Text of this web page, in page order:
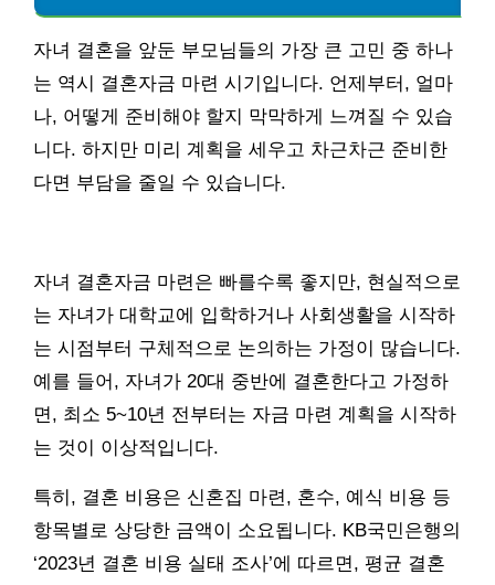
자녀 결혼을 앞둔 부모님들의 가장 큰 고민 중 하나
는 역시 결혼자금 마련 시기입니다. 언제부터, 얼마
나, 어떻게 준비해야 할지 막막하게 느껴질 수 있습
니다. 하지만 미리 계획을 세우고 차근차근 준비한
다면 부담을 줄일 수 있습니다.
자녀 결혼자금 마련은 빠를수록 좋지만, 현실적으로
는 자녀가 대학교에 입학하거나 사회생활을 시작하
는 시점부터 구체적으로 논의하는 가정이 많습니다.
예를 들어, 자녀가 20대 중반에 결혼한다고 가정하
면, 최소 5~10년 전부터는 자금 마련 계획을 시작하
는 것이 이상적입니다.
특히, 결혼 비용은 신혼집 마련, 혼수, 예식 비용 등
항목별로 상당한 금액이 소요됩니다. KB국민은행의
‘2023년 결혼 비용 실태 조사’에 따르면, 평균 결혼